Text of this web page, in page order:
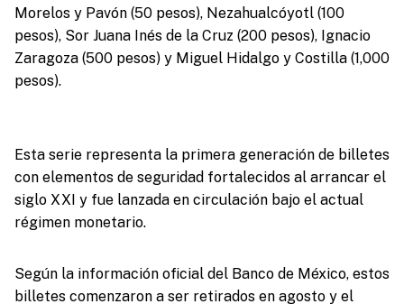
Morelos y Pavón (50 pesos), Nezahualcóyotl (100
pesos), Sor Juana Inés de la Cruz (200 pesos), Ignacio
Zaragoza (500 pesos) y Miguel Hidalgo y Costilla (1,000
pesos).
Esta serie representa la primera generación de billetes
con elementos de seguridad fortalecidos al arrancar el
siglo XXI y fue lanzada en circulación bajo el actual
régimen monetario.
Según la información oficial del Banco de México, estos
billetes comenzaron a ser retirados en agosto y el